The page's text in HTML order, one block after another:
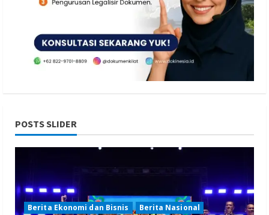
POSTS SLIDER
Berita Ekonomi dan Bisnis
Berita Nasional